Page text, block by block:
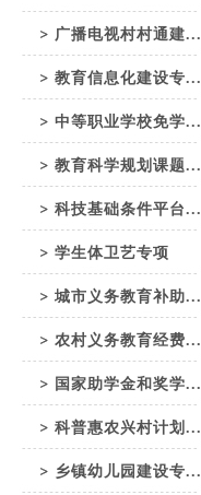
广播电视村村通建...
教育信息化建设专...
中等职业学校免学...
教育科学规划课题...
科技基础条件平台...
学生体卫艺专项
城市义务教育补助...
农村义务教育经费...
国家助学金和奖学...
科普惠农兴村计划...
乡镇幼儿园建设专...